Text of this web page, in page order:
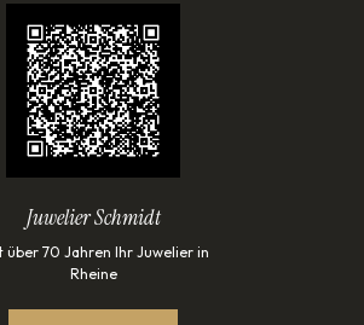
Juwelier Schmidt
über 70 Jahren Ihr Juwelier in
Rheine